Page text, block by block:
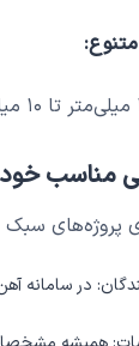
مناسب خود
پروژه‌های
در سامانه